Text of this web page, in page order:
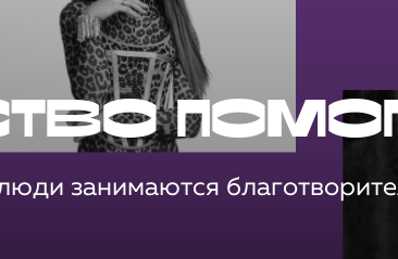
занимаются